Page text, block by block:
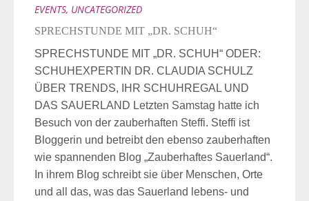
EVENTS, UNCATEGORIZED
SPRECHSTUNDE MIT „DR. SCHUH“
SPRECHSTUNDE MIT „DR. SCHUH“ ODER:
SCHUHEXPERTIN DR. CLAUDIA SCHULZ
ÜBER TRENDS, IHR SCHUHREGAL UND
DAS SAUERLAND Letzten Samstag hatte ich
Besuch von der zauberhaften Steffi. Steffi ist
Bloggerin und betreibt den ebenso zauberhaften
wie spannenden Blog „Zauberhaftes Sauerland“.
In ihrem Blog schreibt sie über Menschen, Orte
und all das, was das Sauerland lebens- und